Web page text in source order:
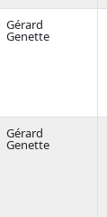
Gérard
Genette
Gérard
Genette